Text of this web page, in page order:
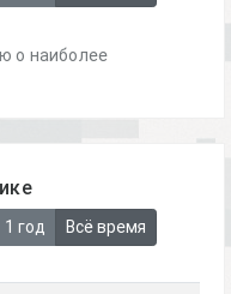
о наиболее
1 год Всё время